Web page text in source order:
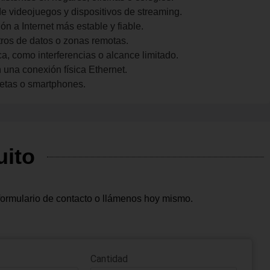
videojuegos y dispositivos de streaming.
a Internet más estable y fiable.
de datos o zonas remotas.
como interferencias o alcance limitado.
conexión física Ethernet.
o smartphones.
de contacto o llámenos hoy mismo.
Cantidad